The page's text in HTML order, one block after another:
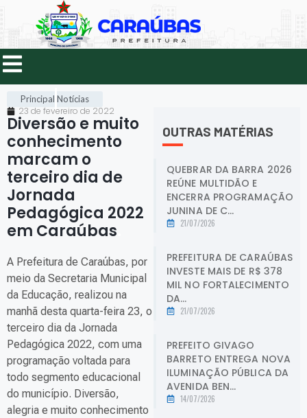
Principal Notícias
23 de fevereiro de 2022
Diversão e muito
conhecimento
marcam o
terceiro dia de
Jornada
Pedagógica 2022
em Caraúbas
A Prefeitura de Caraúbas, por
meio da Secretaria Municipal
da Educação, realizou na
manhã desta quarta-feira 23, o
terceiro dia da Jornada
Pedagógica 2022, com uma
programação voltada para
todo segmento educacional
do município. Diversão,
alegria e muito conhecimento
OUTRAS MATÉRIAS
QUEBRAR DA BARRA 2026
REÚNE MULTIDÃO E
ENCERRA PROGRAMAÇÃO
JUNINA DE C...
21/07/2026
PREFEITURA DE CARAÚBAS
INVESTE MAIS DE R$ 378
MIL NO FORTALECIMENTO
DA...
21/07/2026
PREFEITO GIVAGO
BARRETO ENTREGA NOVA
ILUMINAÇÃO PÚBLICA DA
AVENIDA BEN...
14/07/2026